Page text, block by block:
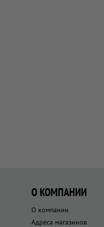
О КОМПАНИИ
О компании
Адреса магазинов